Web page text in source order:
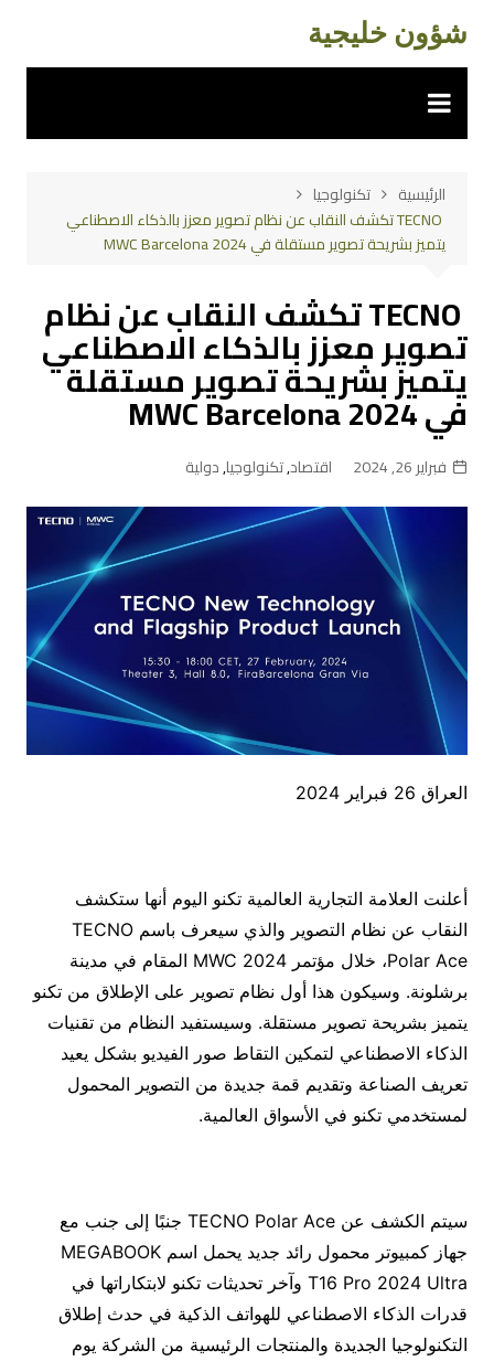
المحتوى
شؤون خليجية
الرئيسية
تكنولوجيا
TECNO تكشف النقاب عن نظام تصوير معزز بالذكاء الاصطناعي
يتميز بشريحة تصوير مستقلة في MWC Barcelona 2024
TECNO تكشف النقاب عن نظام
تصوير معزز بالذكاء الاصطناعي
يتميز بشريحة تصوير مستقلة
في MWC Barcelona 2024
فبراير 26, 2024 اقتصاد,تكنولوجيا,دولية
العراق 26 فبراير 2024
أعلنت العلامة التجارية العالمية تكنو اليوم أنها ستكشف
النقاب عن نظام التصوير والذي سيعرف باسم TECNO
Polar Ace، خلال مؤتمر MWC 2024 المقام في مدينة
برشلونة. وسيكون هذا أول نظام تصوير على الإطلاق من تكنو
يتميز بشريحة تصوير مستقلة. وسيستفيد النظام من تقنيات
الذكاء الاصطناعي لتمكين التقاط صور الفيديو بشكل يعيد
تعريف الصناعة وتقديم قمة جديدة من التصوير المحمول
لمستخدمي تكنو في الأسواق العالمية.
سيتم الكشف عن TECNO Polar Ace جنبًا إلى جنب مع
جهاز كمبيوتر محمول رائد جديد يحمل اسم MEGABOOK
T16 Pro 2024 Ultra وآخر تحديثات تكنو لابتكاراتها في
قدرات الذكاء الاصطناعي للهواتف الذكية في حدث إطلاق
التكنولوجيا الجديدة والمنتجات الرئيسية من الشركة يوم